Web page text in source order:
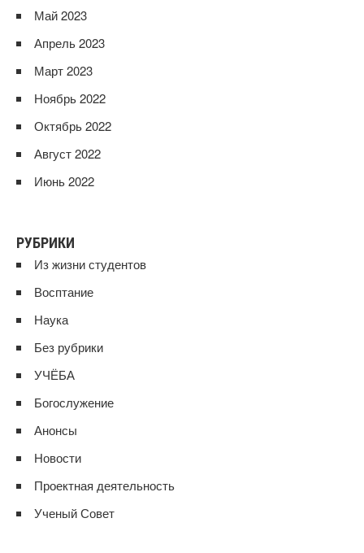
Май 2023
Апрель 2023
Март 2023
Ноябрь 2022
Октябрь 2022
Август 2022
Июнь 2022
РУБРИКИ
Из жизни студентов
Восптание
Наука
Без рубрики
УЧЁБА
Богослужение
Анонсы
Новости
Проектная деятельность
Ученый Совет